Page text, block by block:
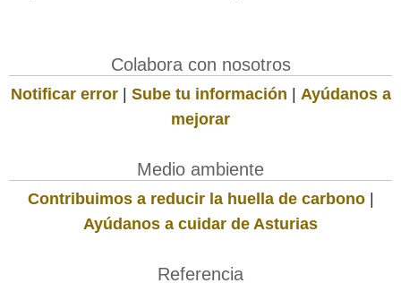
Colabora con nosotros
Notificar error| Sube tu información | Ayúdanos a
mejorar
Medio ambiente
Contribuimos a reducir la huella de carbono|
Ayúdanos a cuidar de Asturias
Referencia